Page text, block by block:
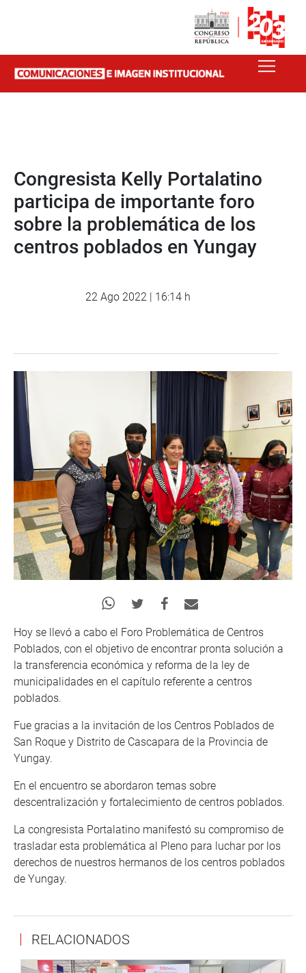
Congresista Kelly Portalatino
participa de importante foro
sobre la problemática de los
centros poblados en Yungay
22 Ago 2022 | 16:14 h
Hoy se llevó a cabo el Foro Problemática de Centros
Poblados, con el objetivo de encontrar pronta solución a
la transferencia económica y reforma de la ley de
municipalidades en el capítulo referente a centros
poblados.
Fue gracias a la invitación de los Centros Poblados de
San Roque y Distrito de Cascapara de la Provincia de
Yungay.
En el encuentro se abordaron temas sobre
descentralización y fortalecimiento de centros poblados.
La congresista Portalatino manifestó su compromiso de
trasladar esta problemática al Pleno para luchar por los
derechos de nuestros hermanos de los centros poblados
de Yungay.
RELACIONADOS